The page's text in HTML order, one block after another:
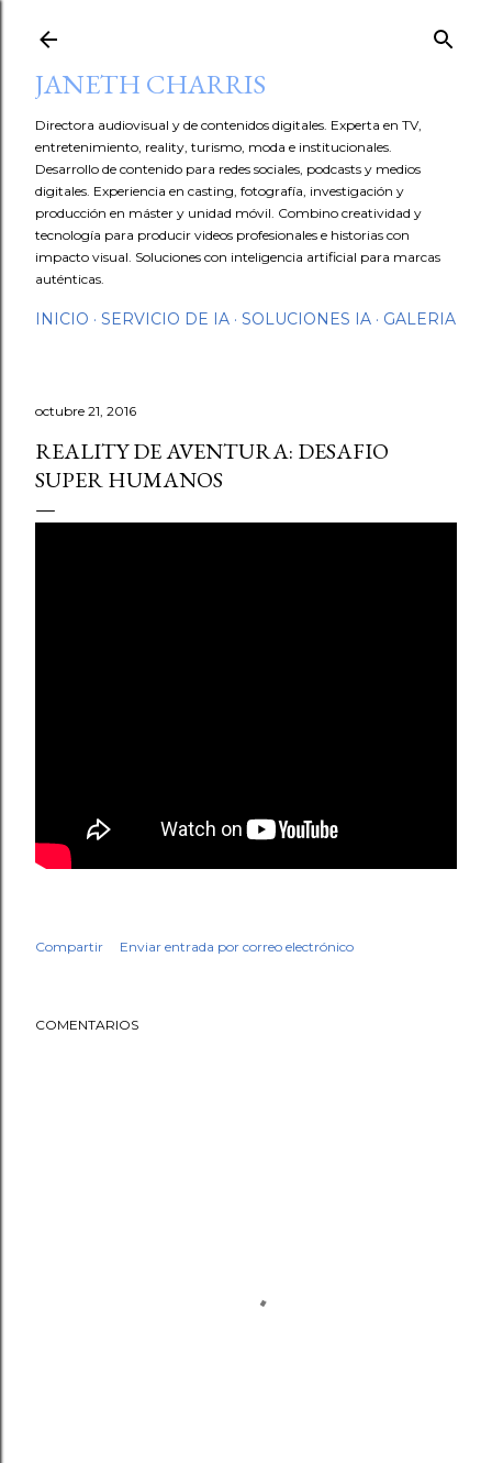
JANETH CHARRIS
Directora audiovisual y de contenidos digitales. Experta en TV,
entretenimiento, reality, turismo, moda e institucionales.
Desarrollo de contenido para redes sociales, podcasts y medios
digitales. Experiencia en casting, fotografía, investigación y
producción en máster y unidad móvil. Combino creatividad y
tecnología para producir videos profesionales e historias con
impacto visual. Soluciones con inteligencia artificial para marcas
auténticas.
INICIO SERVICIO DE IA SOLUCIONES IA GALERIA
octubre 21, 2016
REALITY DE AVENTURA: DESAFIO
SUPER HUMANOS
Compartir Enviar entrada por correo electrónico
COMENTARIOS